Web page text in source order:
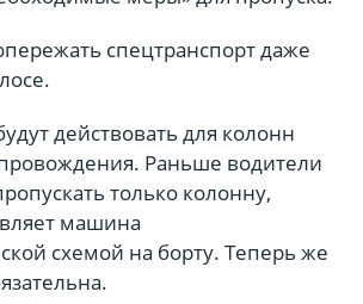
спецтранспорт даже
действовать для колонн
Раньше водители
только колонну,
машина
схемой на борту. Теперь же